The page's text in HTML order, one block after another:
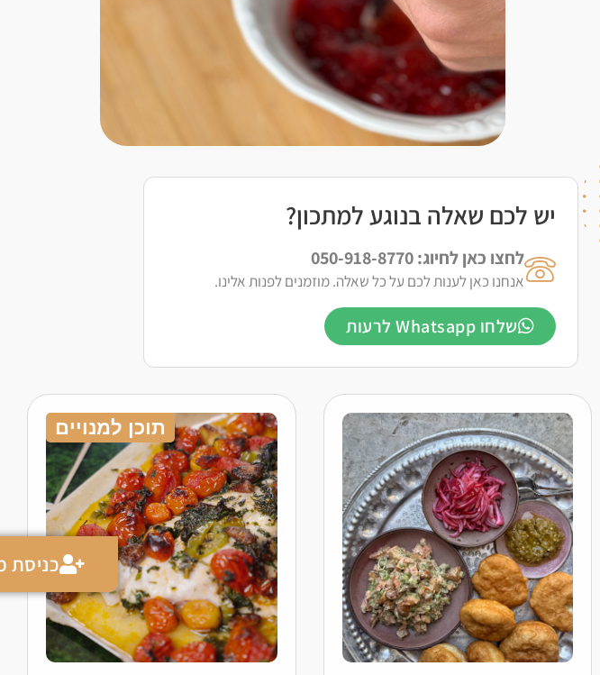
יש לכם שאלה בנוגע למתכון?
לחצו כאן לחיוג: 050-918-8770
אנחנו כאן לענות לכם על כל שאלה. מוזמנים לפנות אלינו.
שלחו Whatsapp לרעות
תוכן למנויים
כניסת